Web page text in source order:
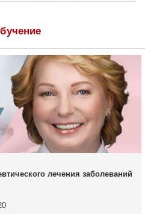
лечения заболеваний